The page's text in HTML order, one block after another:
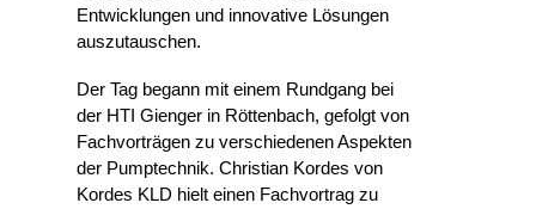
Entwicklungen und innovative Lösungen
auszutauschen.
Der Tag begann mit einem Rundgang bei
der HTI Gienger in Röttenbach, gefolgt von
Fachvorträgen zu verschiedenen Aspekten
der Pumptechnik. Christian Kordes von
Kordes KLD hielt einen Fachvortrag zu